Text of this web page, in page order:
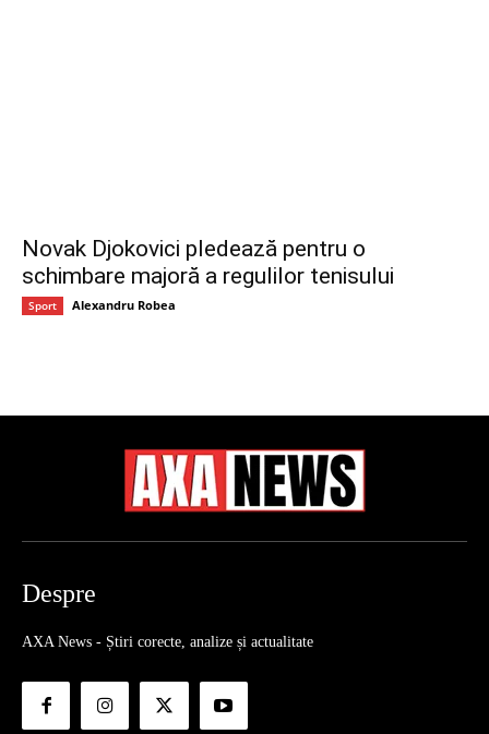
Novak Djokovici pledează pentru o
schimbare majoră a regulilor tenisului
Sport Alexandru Robea
Despre
AXA News - Știri corecte, analize și actualitate